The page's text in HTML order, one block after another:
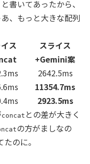
書いてあったから、
、もっと大きな配列
ス
スライス
+Gemini案
2642.5ms
11354.7ms
2923.5ms
concat との差が大きく
の方がましなの
のに。